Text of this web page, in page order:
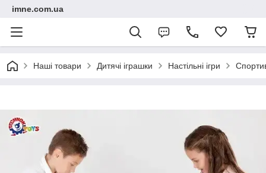
imne.com.ua
Наші товари Дитячі іграшки Настільні ігри